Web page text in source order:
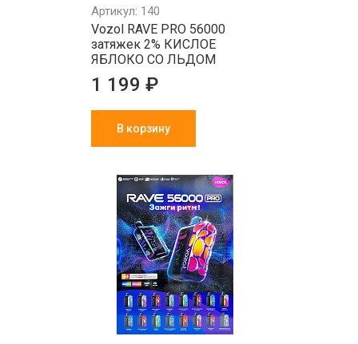
Артикул: 140
Vozol RAVE PRO 56000
затяжек 2% КИСЛОЕ
ЯБЛОКО СО ЛЬДОМ
1 199 ₽
В корзину